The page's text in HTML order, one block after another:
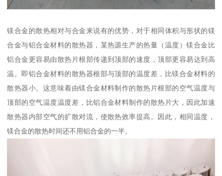
镁合金的散热相对与合金来说有的优势，对于相同体积与形状的镁
合金与铝合金材料的散热器，某热源生产的热量（温度）镁合金比
铝合金更容易由散热片根部传递到顶部的速度，顶部更容易达到高
温。即铝合金材料的散热器根部与顶部的温度差，比镁合金材料的
散热器小。这意味着由镁合金材料制作的散热片根部的空气温度与
顶部的空气温度温度差，比铝合金材料制作的散热片大，因此加速
散热器内部空气的扩散对流，使散热效率提高。因此，相同温度，
镁合金的散热时间还不用铝合金的一半。